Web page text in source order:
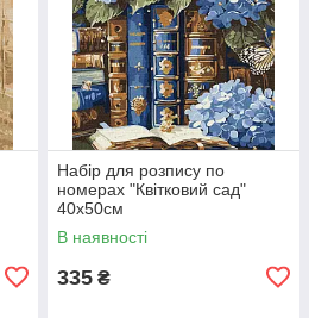
Набір для розпису по
номерах "Квітковий сад"
40х50см
В наявності
335 ₴